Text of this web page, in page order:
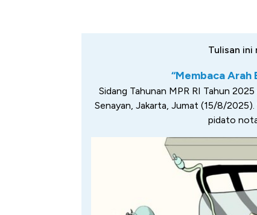
Tulisan ini
“Membaca Arah
Sidang Tahunan MPR RI Tahun
Senayan, Jakarta, Jumat (15/8/
pidato